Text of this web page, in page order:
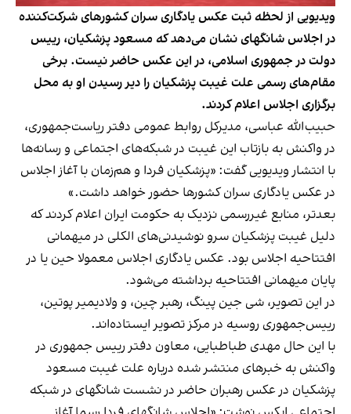
ویدیویی از لحظه ثبت عکس یادگاری سران کشورهای شرکت‌کننده
در اجلاس شانگهای نشان می‌دهد که مسعود پزشکیان، رییس
دولت در جمهوری اسلامی، در این عکس حاضر نیست. برخی
مقام‌های رسمی علت غیبت پزشکیان را دیر رسیدن او به محل
برگزاری اجلاس اعلام کردند.
حبیب‌الله عباسی، مدیرکل روابط عمومی دفتر ریاست‌جمهوری،
در واکنش به بازتاب این غیبت در شبکه‌های اجتماعی و رسانه‌ها
با انتشار ویدیوییگفت: «پزشکیان فردا و هم‌زمان با آغاز اجلاس
در عکس یادگاری سران کشورها حضور خواهد داشت.»
بعدتر، منابع غیررسمی نزدیک به حکومت ایران اعلام کردند که
دلیل غیبت پزشکیان سرو نوشیدنی‌های الکلی در میهمانی
افتتاحیه اجلاس بود. عکس یادگاری اجلاس معمولا حین یا در
پایان میهمانی افتتاحیه برداشته می‌شود.
در این تصویر، شی جین پینگ، رهبر چین، و ولادیمیر پوتین،
رییس‌جمهوری روسیه در مرکز تصویر ایستاده‌اند.
با این حال مهدی طباطبایی، معاون دفتر رییس جمهوری در
واکنش به خبرهای منتشر شده درباره علت غیبت مسعود
پزشکیان در عکس رهبران حاضر در نشست شانگهای در شبکه